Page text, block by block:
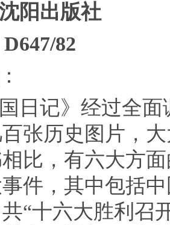
阳出版社
82
日记》经过全
张历史图片，
比，有六大方
件，其中包括
“十六大胜利召